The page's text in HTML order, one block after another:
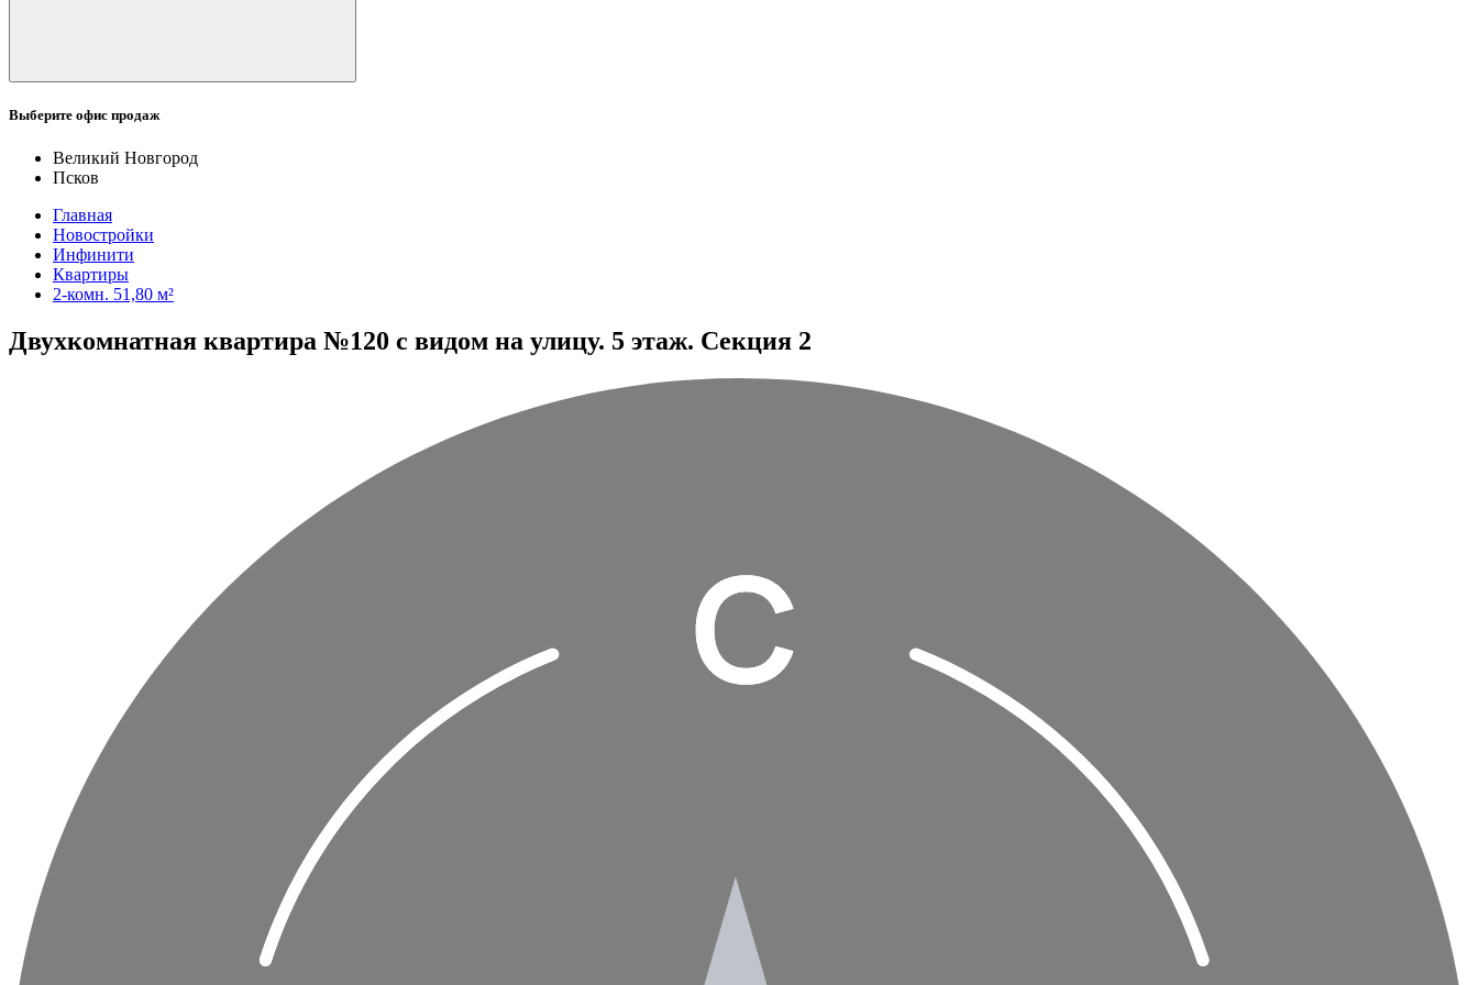
Выберите офис продаж
Великий Новгород
Псков
Главная
Новостройки
Инфинити
Квартиры
2-комн. 51,80 м²
Двухкомнатная квартира №120 с видом на улицу. 5 этаж. Секция 2